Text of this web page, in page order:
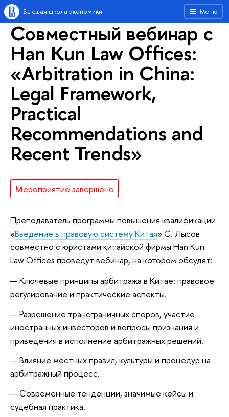
Меню
Высшая школа экономики
Совместный вебинар с
Han Kun Law Offices:
«Arbitration in China:
Legal Framework,
Practical
Recommendations and
Recent Trends»
Мероприятие завершено
Преподаватель программы повышения квалификации
«Введение в правовую систему Китая» С. Лысов
совместно с юристами китайской фирмы Han Kun
Law Offices проведут вебинар, на котором обсудят:
Ключевые принципы арбитража в Китае: правовое
регулирование и практические аспекты.
Разрешение трансграничных споров, участие
иностранных инвесторов и вопросы признания и
приведения в исполнение арбитражных решений.
Влияние местных правил, культуры и процедур на
арбитражный процесс.
Современные тенденции, значимые кейсы и
судебная практика.